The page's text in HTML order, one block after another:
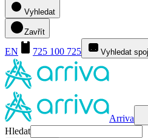
Vyhledat
Zavřít
EN 725 100 725 Vyhledat spoj
Arriva
Hledat